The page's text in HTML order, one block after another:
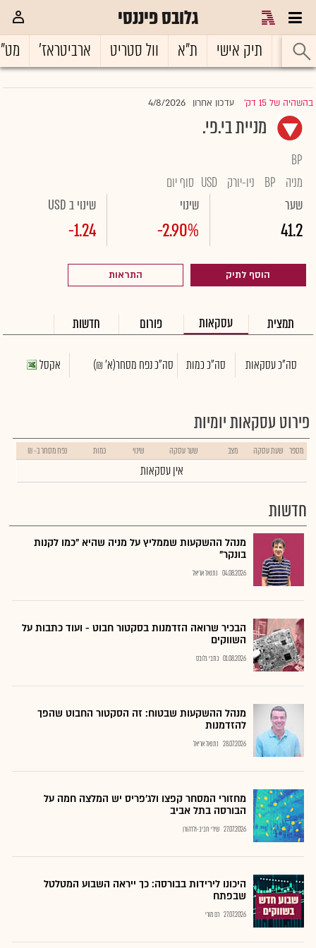
גלובס פיננסי
ראשי תיק אישי ת"א וול סטריט ארביטראז'
בהשהיה של 15 דק' |עדכון אחרון 4/8/2026
מניית בי.פי.
BP
מניה
BP ניו-יורק USD סוף יום
שער
41.2
שינוי
-2.90%
שינוי ב USD
-1.24
הוסף לתיק התראות
תמצית עסקאות פורום חדשות
סה"כ עסקאות סה"כ כמות סה"כ נפח מסחר(א' ₪) אקסל
פירוט עסקאות יומיות
מספר שעת עסקה מצב שער עסקה שינוי כמות נפח מסחר ב- ₪
אין עסקאות
חדשות
מנהל ההשקעות שממליץ על מניה שהיא "כמו לקנות
בונקר"
04.08.2026 נתנאל אריאל
הבכיר שרואה הזדמנות בסקטור חבוט - ועוד כתבות על
השווקים
01.08.2026 כתבי גלובס
מנהל ההשקעות שבטוח: זה הסקטור החבוט שהפך
להזדמנות
28.07.2026 נתנאל אריאל
מחזורי המסחר קפצו ולג'פריס יש המלצה חמה על
הבורסה בתל אביב
27.07.2026 שירי חביב-ולדהורן
היכונו לירידות בבורסה: כך ייראה השבוע המטלטל
שבפתח
27.07.2026 רם מורי